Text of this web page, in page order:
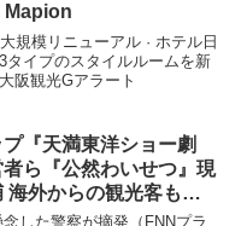
Mapion
規模リニューアル · ホテル日
タイプのスタイルルームを新
阪観光Gアラート
『天満東洋ショー劇
ら『公然わいせつ』現
海外からの観光客も多
した警察が摘発（FNNプラ